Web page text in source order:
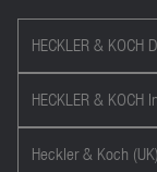
HECKLER & KOCH
HECKLER & KOCH
Heckler & Koch